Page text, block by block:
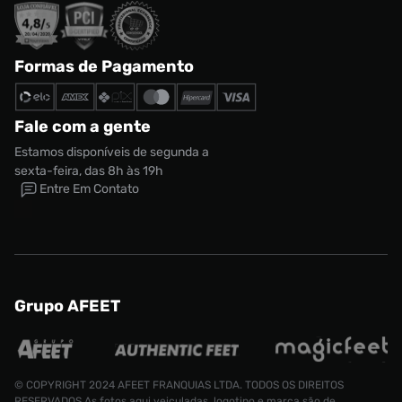
Formas de Pagamento
Fale com a gente
Estamos disponíveis de segunda a
sexta-feira, das 8h às 19h
Entre Em Contato
Grupo AFEET
© COPYRIGHT 2024 AFEET FRANQUIAS LTDA. TODOS OS DIREITOS